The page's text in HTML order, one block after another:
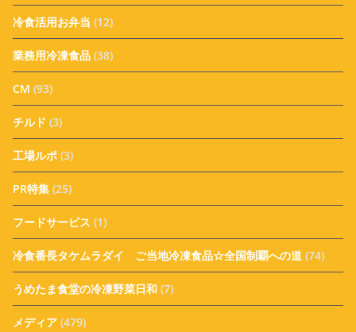
冷食活用お弁当 (12)
業務用冷凍食品 (38)
CM (93)
チルド (3)
工場ルポ (3)
PR特集 (25)
フードサービス (1)
冷食番長タケムラダイ ご当地冷凍食品☆全国制覇への道 (74)
うめたま食堂の冷凍野菜日和 (7)
メディア (479)